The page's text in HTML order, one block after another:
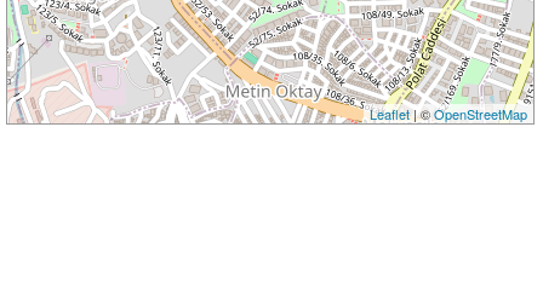
Leaflet| ©OpenStreetMap